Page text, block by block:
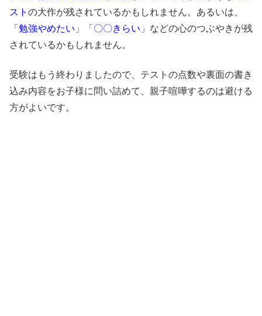
スト の大作が残されているかもしれません。あるいは、
「 勉強やめたい 」「 〇〇きらい 」などの心のつぶやきが残
されているかもしれません。
受験はもう終わりましたので、テストの点数や裏面の書き
込み内容をお子様に問い詰めて、親子喧嘩するのは避ける
方がよいです。